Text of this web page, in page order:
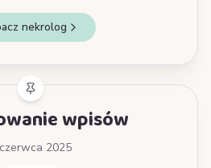
nekrolog
wpisów
2025